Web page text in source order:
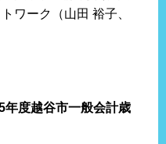
ワーク（山田 裕子、
年度越谷市一般会計歳